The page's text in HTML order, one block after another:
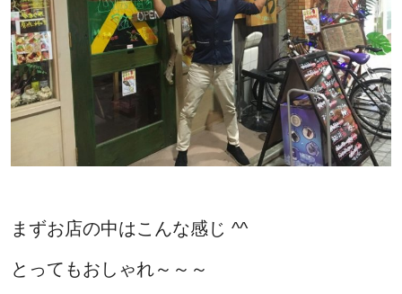
まずお店の中はこんな感じ ^^
とってもおしゃれ～～～